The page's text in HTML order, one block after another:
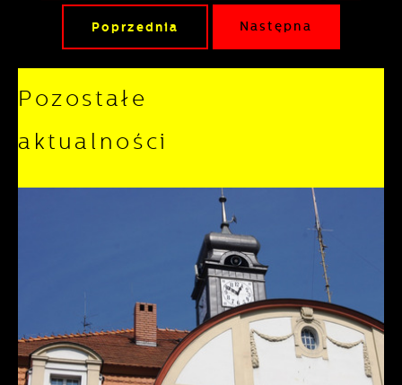
Poprzednia Następna
Pozostałe
aktualności